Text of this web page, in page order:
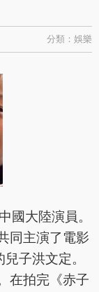
分類： 娛樂
國大陸演員。
同主演了電影
子洪文定。
在拍完《赤子